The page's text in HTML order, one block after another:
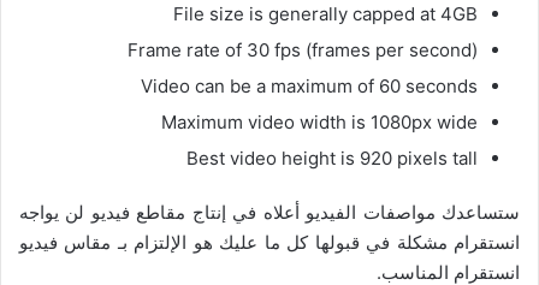
File size is generally capped at 4GB
Frame rate of 30 fps (frames per second)
Video can be a maximum of 60 seconds
Maximum video width is 1080px wide
Best video height is 920 pixels tall
ستساعدك مواصفات الفيديو أعلاه في إنتاج مقاطع فيديو لن يواجه
انستقرام مشكلة في قبولها كل ما عليك هو الإلتزام بـ مقاس فيديو
انستقرام المناسب.